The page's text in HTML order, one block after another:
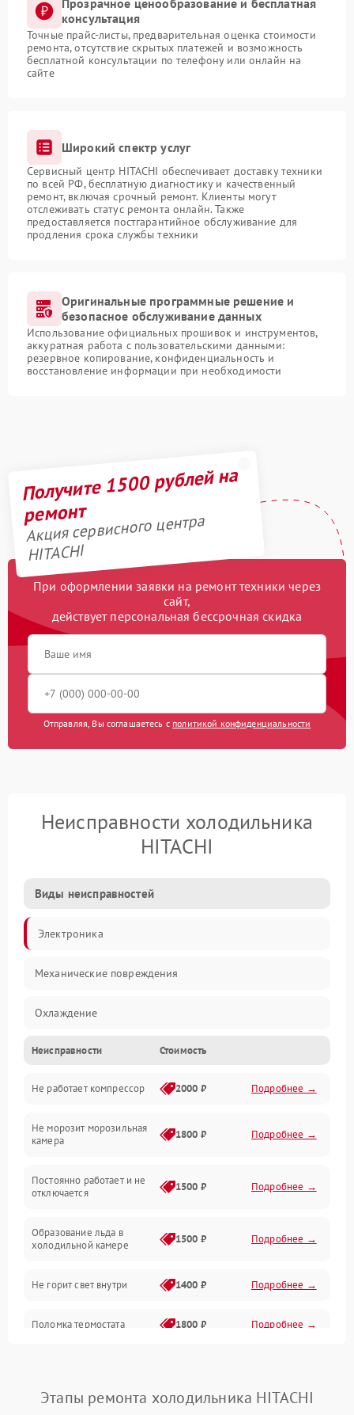
Прозрачное ценообразование и бесплатная
консультация
Точные прайс-листы, предварительная оценка стоимости
ремонта, отсутствие скрытых платежей и возможность
бесплатной консультации по телефону или онлайн на
сайте
Широкий спектр услуг
Сервисный центр HITACHI обеспечивает доставку техники
по всей РФ, бесплатную диагностику и качественный
ремонт, включая срочный ремонт. Клиенты могут
отслеживать статус ремонта онлайн. Также
предоставляется постгарантийное обслуживание для
продления срока службы техники
Оригинальные программные решение и
безопасное обслуживание данных
Использование официальных прошивок и инструментов,
аккуратная работа с пользовательскими данными:
резервное копирование, конфиденциальность и
восстановление информации при необходимости
Получите 1500 рублей на
ремонт
Акция сервисного центра
HITACHI
При оформлении заявки на ремонт техники через
сайт,
действует персональная бессрочная скидка
Отправляя, Вы соглашаетесь с политикой конфиденциальности
Неисправности холодильника
HITACHI
Виды неисправностей
Электроника
Механические повреждения
Охлаждение
Механика
Электропитание
Дренаж
Неисправности Стоимость
Не работает компрессор 2000 ₽ Подробнее →
Не морозит морозильная
камера
1800 ₽ Подробнее →
Постоянно работает и не
отключается
1500 ₽ Подробнее →
Образование льда в
холодильной камере
1500 ₽ Подробнее →
Не горит свет внутри 1400 ₽ Подробнее →
Поломка термостата 1800 ₽ Подробнее →
Поломка системы No Frost 2600 ₽ Подробнее →
Этапы ремонта холодильника HITACHI